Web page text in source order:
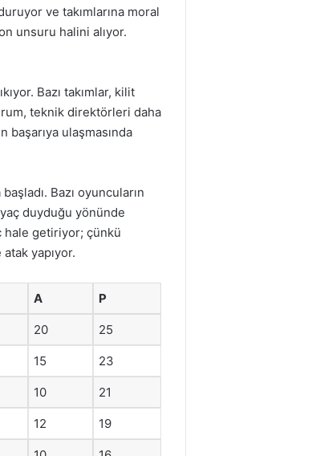
ve takımlarına moral
unsuru halini alıyor.
Bazı takımlar, kilit
teknik direktörleri daha
başarıya ulaşmasında
Bazı oyuncuların
duyduğu yönünde
hale getiriyor; çünkü
yapıyor.
A P
20 25
15 23
10 21
12 19